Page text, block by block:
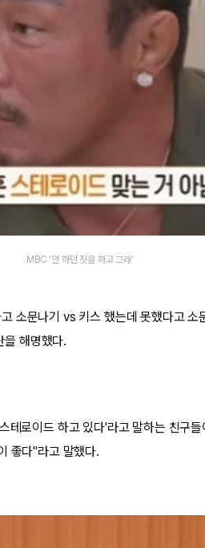
MBC '안 하던 짓을 하고 그래'
소문나기 vs 키스 했는데 못했다고 소
을 해명했다.
테로이드 하고 있다'라고 말하는 친구
좋다"라고 말했다.